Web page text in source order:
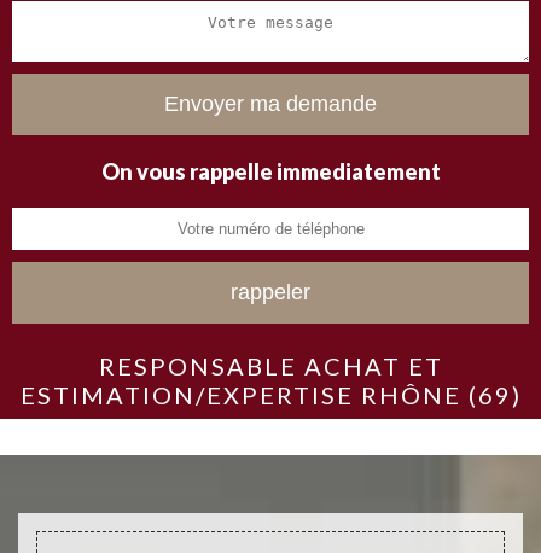
On vous rappelle immediatement
RESPONSABLE ACHAT ET
ESTIMATION/EXPERTISE RHÔNE (69)